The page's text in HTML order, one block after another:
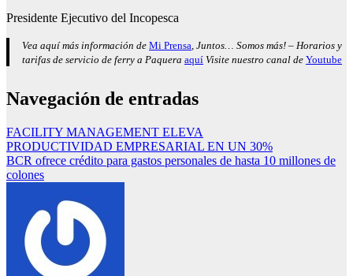
Presidente Ejecutivo del Incopesca
Vea aquí más información de Mi Prensa, Juntos… Somos más! – Horarios y
tarifas de servicio de ferry a Paquera aquí Visite nuestro canal de Youtube
Navegación de entradas
FACILITY MANAGEMENT ELEVA
PRODUCTIVIDAD EMPRESARIAL EN UN 30%
BCR ofrece crédito para gastos personales de hasta 10 millones de
colones